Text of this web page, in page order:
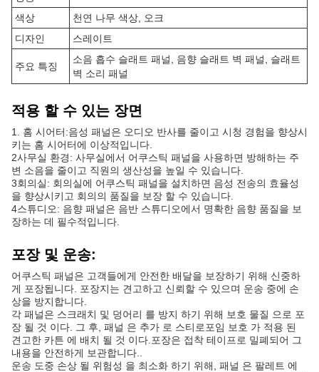
색상
천연 나무 색상, 오크
디자인
스레이트
주요 특징
소음 흡수 슬래트 패널, 음향 슬래트 벽 패널, 슬래트
벽 소리 패널
적용 할 수 있는 장면
1. 홈 시어터:음성 패널은 오디오 반사를 줄이고 시청 경험을 향상시
키는 홈 시어터에 이상적입니다.
2사무실 환경: 사무실에서 어쿠스틱 패널을 사용하면 방해하는 주
변 소음을 줄이고 직원의 생산성을 높일 수 있습니다.
3회의실: 회의실에 어쿠스틱 패널을 설치하면 음성 전송의 효율성
을 향상시키고 회의의 품질을 보장 할 수 있습니다.
4스튜디오: 음향 패널은 음반 스튜디오에서 명확한 음향 품질을 보
장하는 데 필수적입니다.
포장 및 운송:
어쿠스틱 패널은 고객들에게 안전한 배달을 보장하기 위해 신중하
게 포장됩니다. 포장지는 견고하고 신뢰할 수 있으며 운송 중에 손
상을 방지합니다.
각 패널은 스크래치 및 덩어리 를 방지 하기 위해 보호 물질 으로 포
장 될 것 이다. 그 후, 패널 은 추가 로 스티로포임 보호 가 적용 된
견고한 카튼 에 배치 될 것 이다.포장은 접착 테이프로 밀폐되어 그
내용을 안전하게 보관합니다..
운송 도중 손상 될 위험성 을 최소화 하기 위해, 패널 은 팔레트 에